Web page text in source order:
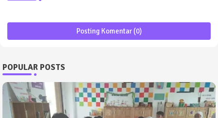
Posting Komentar (0)
POPULAR POSTS